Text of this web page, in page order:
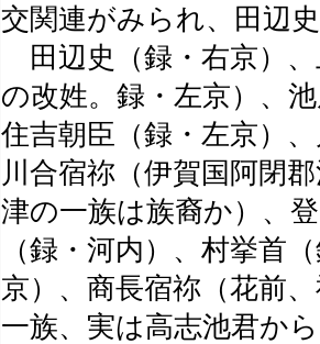
交関連がみられ、田辺
田辺史（録・右京）
の改姓。録・左京）、
住吉朝臣（録・左京）
川合宿祢（伊賀国阿閉
津の一族は族裔か）、
（録・河内）、村挙首
京）、商長宿祢（花前
一族、実は高志池君か